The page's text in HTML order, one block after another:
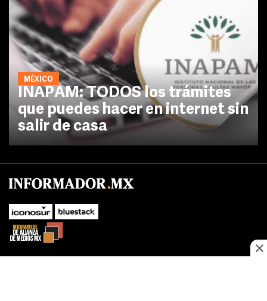
MÉXICO
INAPAM: TODOS los trámites
que puedes hacer en internet sin
salir de casa